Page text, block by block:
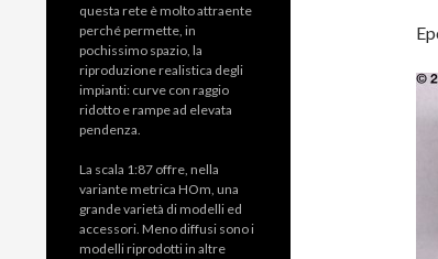
questa rete è molto attraente
perché permette, in
pochissimo spazio, la
riproduzione realistica degli
impianti: curve con raggio
ridotto e rampe ad elevata
pendenza.
La scala 1:87 offre, nella
variante metrica HOm, una
grande varietà di modelli ed
accessori. Meno diffusi sono i
modelli riprodotti in altre